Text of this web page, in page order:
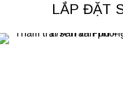
LẮP ĐẶT